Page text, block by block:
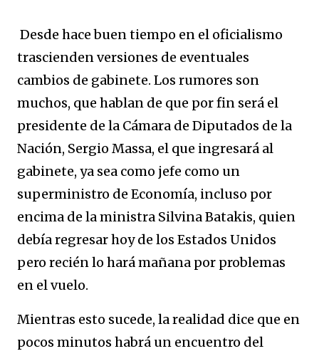
Desde hace buen tiempo en el oficialismo
trascienden versiones de eventuales
cambios de gabinete. Los rumores son
muchos, que hablan de que por fin será el
presidente de la Cámara de Diputados de la
Nación, Sergio Massa, el que ingresará al
gabinete, ya sea como jefe como un
superministro de Economía, incluso por
encima de la ministra Silvina Batakis, quien
debía regresar hoy de los Estados Unidos
pero recién lo hará mañana por problemas
en el vuelo.
Mientras esto sucede, la realidad dice que en
pocos minutos habrá un encuentro del